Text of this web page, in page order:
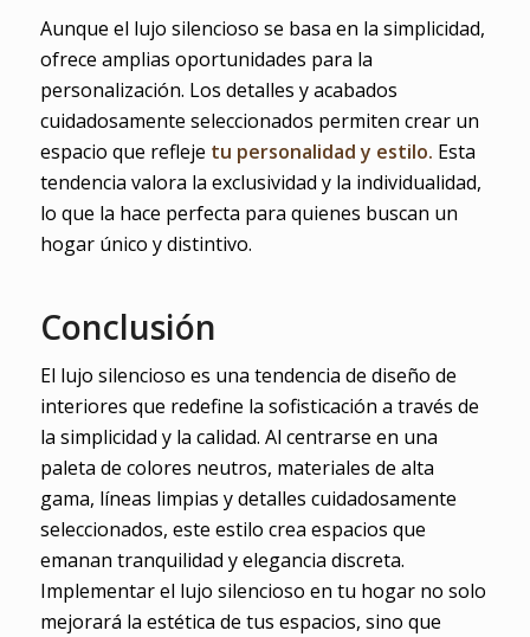
Aunque el lujo silencioso se basa en la simplicidad,
ofrece amplias oportunidades para la
personalización. Los detalles y acabados
cuidadosamente seleccionados permiten crear un
espacio que refleje tu personalidad y estilo. Esta
tendencia valora la exclusividad y la individualidad,
lo que la hace perfecta para quienes buscan un
hogar único y distintivo.
Conclusión
El lujo silencioso es una tendencia de diseño de
interiores que redefine la sofisticación a través de
la simplicidad y la calidad. Al centrarse en una
paleta de colores neutros, materiales de alta
gama, líneas limpias y detalles cuidadosamente
seleccionados, este estilo crea espacios que
emanan tranquilidad y elegancia discreta.
Implementar el lujo silencioso en tu hogar no solo
mejorará la estética de tus espacios, sino que